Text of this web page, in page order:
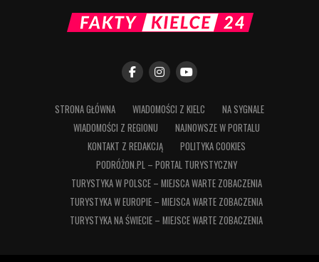
STRONA GŁÓWNA WIADOMOŚCI Z KIELC
NA SYGNALE
WIADOMOŚCI Z REGIONU
NAJNOWSZE W PORTALU
KONTAKT Z REDAKCJĄ
POLITYKA COOKIES
PODRÓŻON.PL – PORTAL TURYSTYCZNY
TURYSTYKA W POLSCE – MIEJSCA WARTE ZOBACZENIA
TURYSTYKA W EUROPIE – MIEJSCA WARTE ZOBACZENIA
TURYSTYKA NA ŚWIECIE – MIEJSCE WARTE ZOBACZENIA